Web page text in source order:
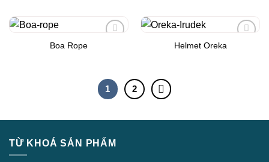
Boa Rope Helmet Oreka
1 2
TỪ KHOÁ SẢN PHẨM